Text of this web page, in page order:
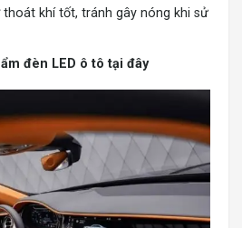
khí tốt, tránh gây nóng khi sử
đèn LED ô tô tại đây